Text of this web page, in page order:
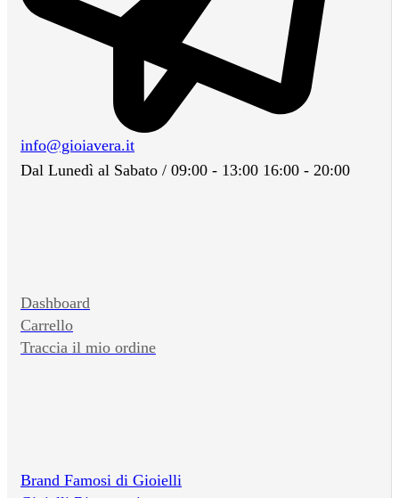
info@gioiavera.it
Dal Lunedì al Sabato / 09:00 - 13:00 16:00 - 20:00
Dashboard
Carrello
Traccia il mio ordine
Brand Famosi di Gioielli